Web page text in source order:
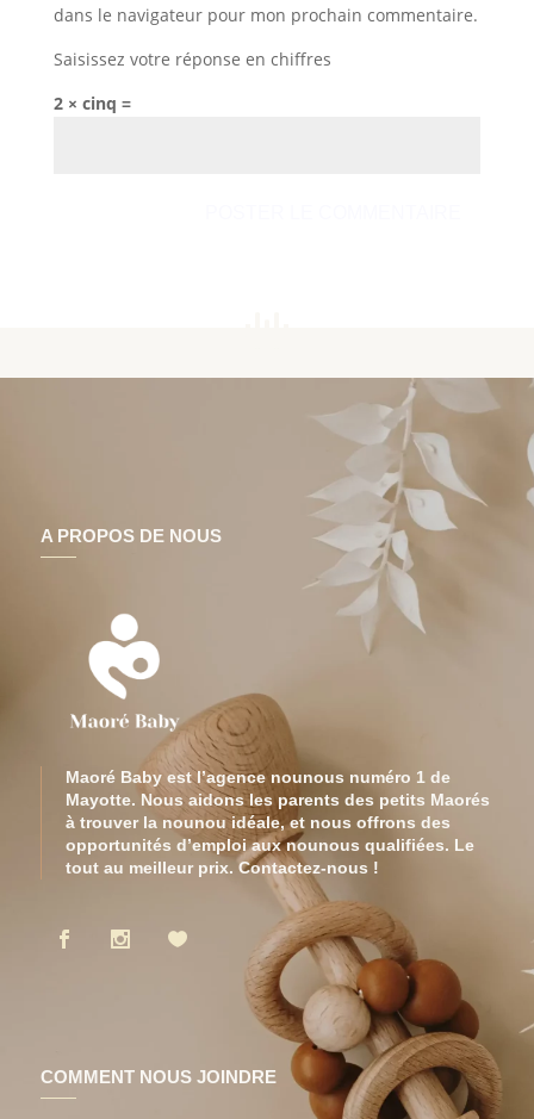
dans le navigateur pour mon prochain commentaire.
Saisissez votre réponse en chiffres
2 × cinq =
A PROPOS DE NOUS
Maoré Baby est l’agence nounous numéro 1 de
Mayotte. Nous aidons les parents des petits Maorés
à trouver la nounou idéale, et nous offrons des
opportunités d’emploi aux nounous qualifiées. Le
tout au meilleur prix. Contactez-nous !
COMMENT NOUS JOINDRE